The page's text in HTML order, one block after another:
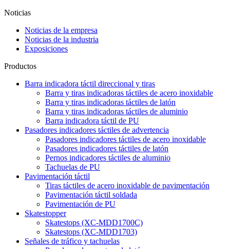
Noticias
Noticias de la empresa
Noticias de la industria
Exposiciones
Productos
Barra indicadora táctil direccional y tiras
Barra y tiras indicadoras táctiles de acero inoxidable
Barra y tiras indicadoras táctiles de latón
Barra y tiras indicadoras táctiles de aluminio
Barra indicadora táctil de PU
Pasadores indicadores táctiles de advertencia
Pasadores indicadores táctiles de acero inoxidable
Pasadores indicadores táctiles de latón
Pernos indicadores táctiles de aluminio
Tachuelas de PU
Pavimentación táctil
Tiras táctiles de acero inoxidable de pavimentación
Pavimentación táctil soldada
Pavimentación de PU
Skatestopper
Skatestops (XC-MDD1700C)
Skatestops (XC-MDD1703)
Señales de tráfico y tachuelas